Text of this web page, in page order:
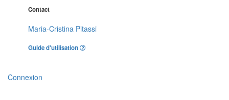
Contact
Maria-Cristina Pitassi
Guide d'utilisation
Connexion